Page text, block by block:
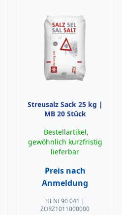
Streusalz Sack 25 kg |
MB 20 Stück
Bestellartikel,
gewöhnlich kurzfristig
lieferbar
Preis nach
Anmeldung
HENI 90 041 |
ZORZ1011000000